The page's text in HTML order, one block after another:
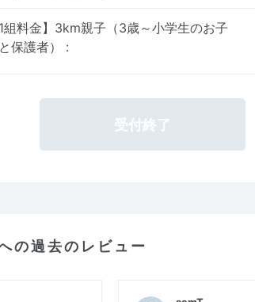
1組料金】3km親子（3歳～小学生のお子
保護者） :
受付終了
の過去のレビュー